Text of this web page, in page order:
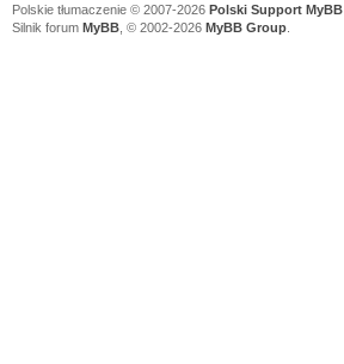
Polskie tłumaczenie © 2007-2026 Polski Support MyBB
Silnik forum MyBB , © 2002-2026 MyBB Group